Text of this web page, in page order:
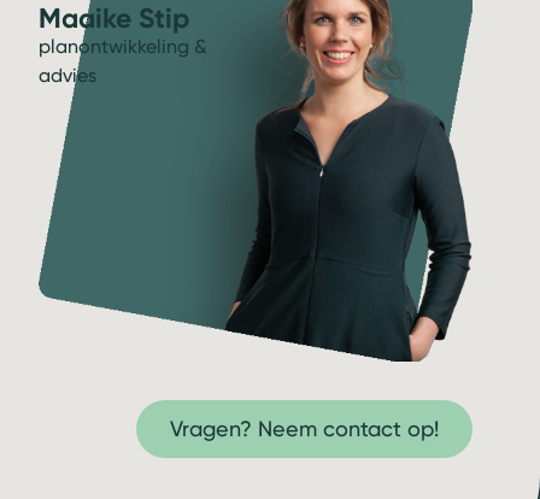
Maaike Stip
planontwikkeling &
advies
Vragen? Neem contact op!